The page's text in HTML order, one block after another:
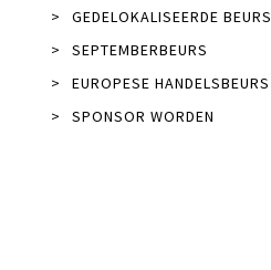
>
GEDELOKALISEERDE BEURS
>
SEPTEMBERBEURS
>
EUROPESE HANDELSBEURS
>
SPONSOR WORDEN